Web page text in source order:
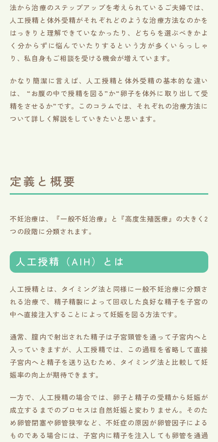
法から治療のステップアップを考えられているご夫婦では、
人工授精と体外受精がそれぞれどのような治療方法なのかを
はっきりと理解できていなかったり、どちらを選ぶべきかよ
く分からずに悩んでいたりするという方が多くいらっしゃ
り、私自身もご相談を受ける機会が増えています。
かなり簡潔に言えば、人工授精と体外受精の基本的な違い
は、 “お腹の中で授精を図る”か“卵子を体外に取り出して受
精をさせるか”です。このコラムでは、それぞれの治療方法に
ついて詳しく解説をしていきたいと思います。
定義と概要
不妊治療は、『一般不妊治療』と『高度生殖医療』の大きく2
つの段階に分類されます。
人工授精（AIH）とは
人工授精とは、タイミング法と同様に一般不妊治療に分類さ
れる治療で、精子精製によって回収した良好な精子を子宮の
中へ直接注入することによって妊娠を図る方法です。
通常、膣内で射出された精子は子宮頸管を通って子宮内へと
入っていきますが、人工授精では、この過程を省略して直接
子宮内へと精子を送り込むため、タイミング法と比較して妊
娠率の向上が期待できます。
一方で、人工授精の場合では、卵子と精子の受精から妊娠が
成立するまでのプロセスは自然妊娠と変わりません。そのた
め卵管閉塞や卵管狭窄など、不妊症の原因が卵管因子による
ものである場合には、子宮内に精子を注入しても卵管を通過